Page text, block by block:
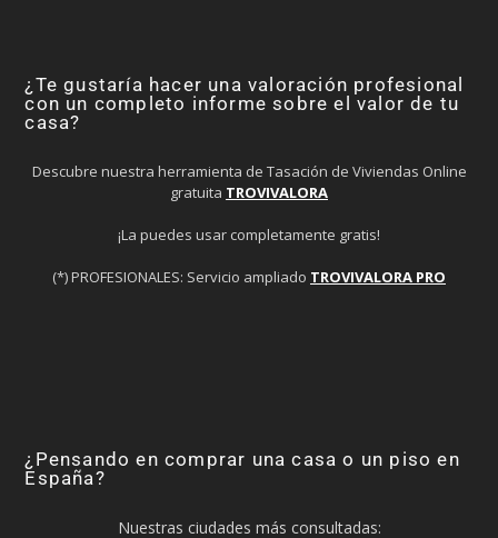
¿Te gustaría hacer una valoración profesional
con un completo informe sobre el valor de tu
casa?
Descubre nuestra herramienta de Tasación de Viviendas Online
gratuita TROVIVALORA
¡La puedes usar completamente gratis!
(*) PROFESIONALES: Servicio ampliado TROVIVALORA PRO
¿Pensando en comprar una casa o un piso en
España?
Nuestras ciudades más consultadas: